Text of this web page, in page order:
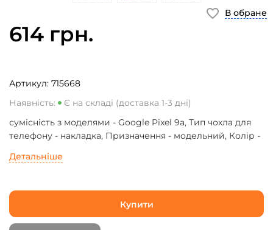
614 грн.
Артикул: 715668
Наявність:
Є на складі (доставка 1-3 дні)
сумісність з моделями - Google Pixel 9a, Тип чохла для
телефону - накладка, Призначення - модельний, Колір -
Детальніше
Купити
В обране